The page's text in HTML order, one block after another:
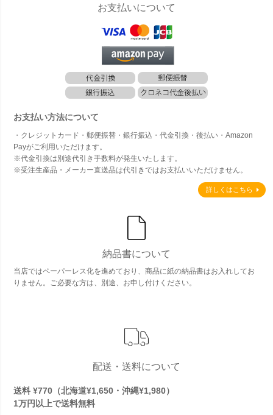
お支払いについて
お支払い方法について
・クレジットカード・郵便振替・銀行振込・代金引換・後払い・Amazon
Payがご利用いただけます。
※代金引換は別途代引き手数料が発生いたします。
※受注生産品・メーカー直送品は代引きではお支払いいただけません。
詳しくはこちら
納品書について
当店ではペーパーレス化を進めており、商品に紙の納品書はお入れしてお
りません。ご必要な方は、別途、お申し付けください。
配送・送料について
送料 ¥770（北海道¥1,650・沖縄¥1,980）
1万円以上で送料無料